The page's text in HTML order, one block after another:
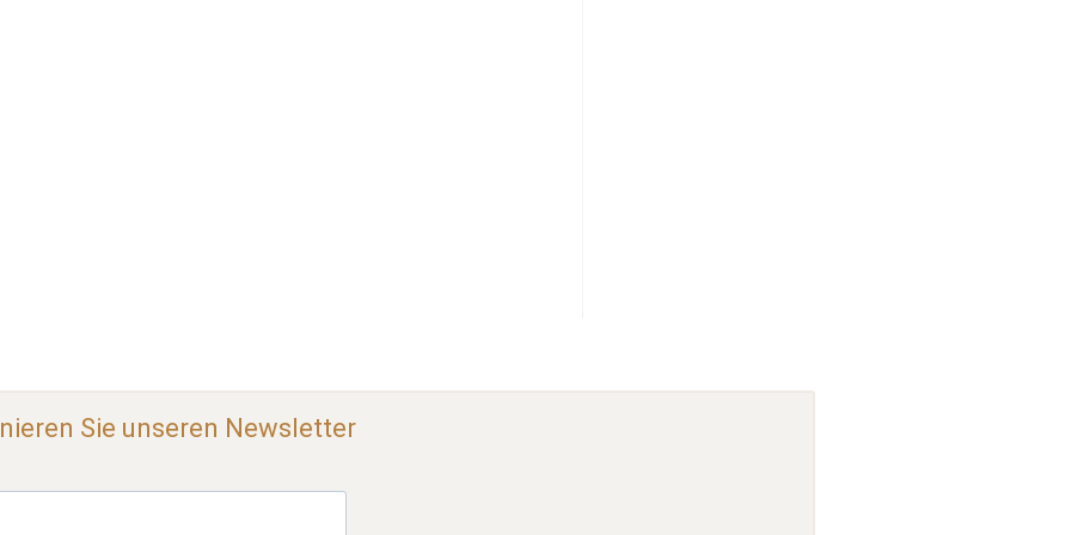
Sie unseren Newsletter